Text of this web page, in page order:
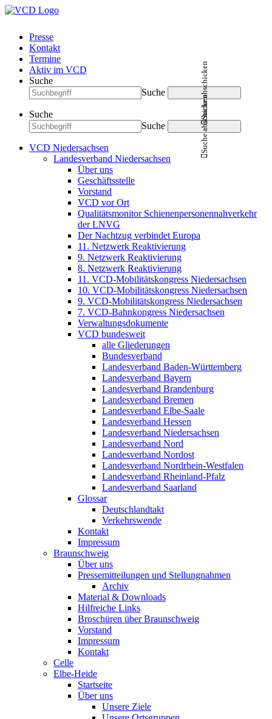
Presse
Kontakt
Termine
Aktiv im VCD
Suche
Suche
Suche abschicken
Suche
Suche
Suche abschicken
VCD Niedersachsen
Landesverband Niedersachsen
Über uns
Geschäftsstelle
Vorstand
VCD vor Ort
Qualitätsmonitor Schienenpersonennahverkehr
der LNVG
Der Nachtzug verbindet Europa
11. Netzwerk Reaktivierung
9. Netzwerk Reaktivierung
8. Netzwerk Reaktivierung
11. VCD-Mobilitätskongress Niedersachsen
10. VCD-Mobilitätskongress Niedersachsen
9. VCD-Mobilitätskongress Niedersachsen
7. VCD-Bahnkongress Niedersachsen
Verwaltungsdokumente
VCD bundesweit
alle Gliederungen
Bundesverband
Landesverband Baden-Württemberg
Landesverband Bayern
Landesverband Brandenburg
Landesverband Bremen
Landesverband Elbe-Saale
Landesverband Hessen
Landesverband Niedersachsen
Landesverband Nord
Landesverband Nordost
Landesverband Nordrhein-Westfalen
Landesverband Rheinland-Pfalz
Landesverband Saarland
Glossar
Deutschlandtakt
Verkehrswende
Kontakt
Impressum
Braunschweig
Über uns
Pressemitteilungen und Stellungnahmen
Archiv
Material & Downloads
Hilfreiche Links
Broschüren über Braunschweig
Vorstand
Impressum
Kontakt
Celle
Elbe-Heide
Startseite
Über uns
Unsere Ziele